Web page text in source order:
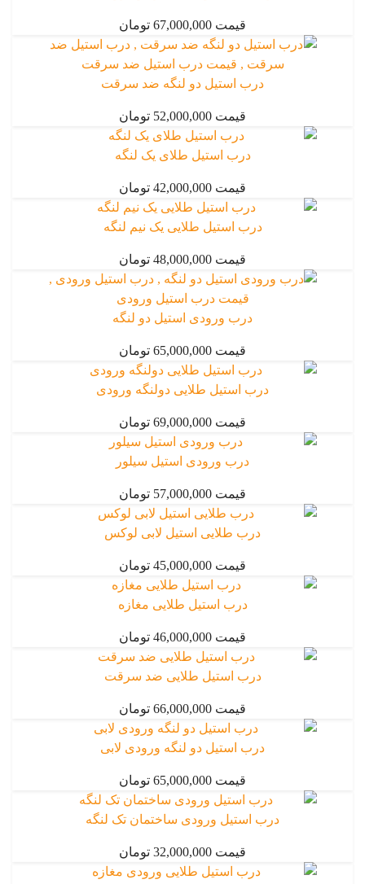
قیمت 67,000,000 تومان
درب استیل دو لنگه ضد سرقت
قیمت 52,000,000 تومان
درب استیل طلای یک لنگه
قیمت 42,000,000 تومان
درب استیل طلایی یک نیم لنگه
قیمت 48,000,000 تومان
درب ورودی استیل دو لنگه
قیمت 65,000,000 تومان
درب استیل طلایی دولنگه ورودی
قیمت 69,000,000 تومان
درب ورودی استیل سیلور
قیمت 57,000,000 تومان
درب طلایی استیل لابی لوکس
قیمت 45,000,000 تومان
درب استیل طلایی مغازه
قیمت 46,000,000 تومان
درب استیل طلایی ضد سرقت
قیمت 66,000,000 تومان
درب استیل دو لنگه ورودی لابی
قیمت 65,000,000 تومان
درب استیل ورودی ساختمان تک لنگه
قیمت 32,000,000 تومان